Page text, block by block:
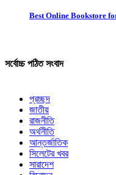
Best Online Bookstore
সর্বোচ্চ পঠিত সংবাদ
প্রচ্ছদ
জাতীয়
রাজনীতি
অর্থনীতি
আন্তর্জাতিক
সিলেটের খবর
সারাদেশ